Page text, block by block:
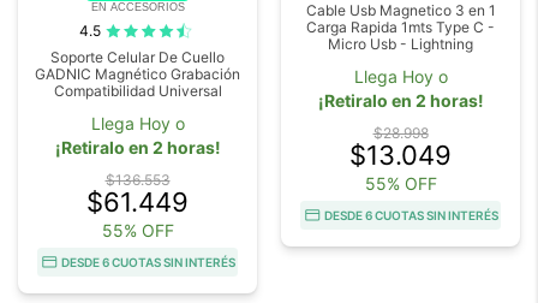
EN ACCESORIOS
4.5
Soporte Celular De Cuello
GADNIC Magnético Grabación
Compatibilidad Universal
Llega Hoy o
¡Retiralo en 2 horas!
$136.553
$61.449
55% OFF
DESDE 6 CUOTAS SIN INTERÉS
Cable Usb Magnetico 3 en 1
Carga Rapida 1mts Type C -
Micro Usb - Lightning
Llega Hoy o
¡Retiralo en 2 horas!
$28.998
$13.049
55% OFF
DESDE 6 CUOTAS SIN INTERÉS